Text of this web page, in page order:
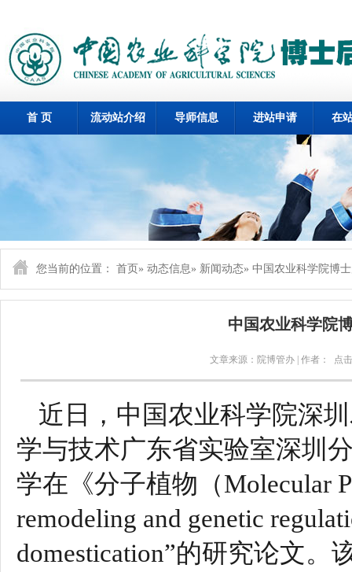
首 页 流动站介绍 导师信息 进站申请 在
您当前的位置： 首页 » 动态信息» 新闻动态» 中国农业科学院博
中国农业科学院
文章来源：院博管办 | 作者： 点
近日，中国农业科学院深
学与技术广东省实验室深圳
学在《分子植物（Molecular
remodeling and genetic
domestication”的研究论文